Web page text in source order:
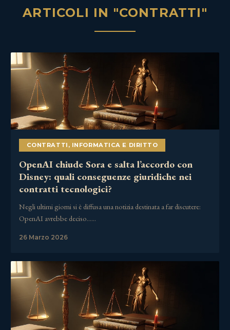
ARTICOLI IN "CONTRATTI"
CONTRATTI , INFORMATICA E DIRITTO
OpenAI chiude Sora e salta l’accordo con
Disney: quali conseguenze giuridiche nei
contratti tecnologici?
Negli ultimi giorni si è diffusa una notizia destinata a far discutere:
OpenAI avrebbe deciso……
26 Marzo 2026